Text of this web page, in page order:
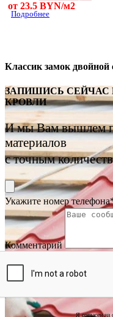
от 23.5 BYN/м2
Подробнее
Классик замок двойной
ЗАПИШИСЬ СЕЙЧАС
КРОВЛИ
И мы Вам вышлем
материалов
с точным
Укажите номер телефона
Комментарий
Я согласен на